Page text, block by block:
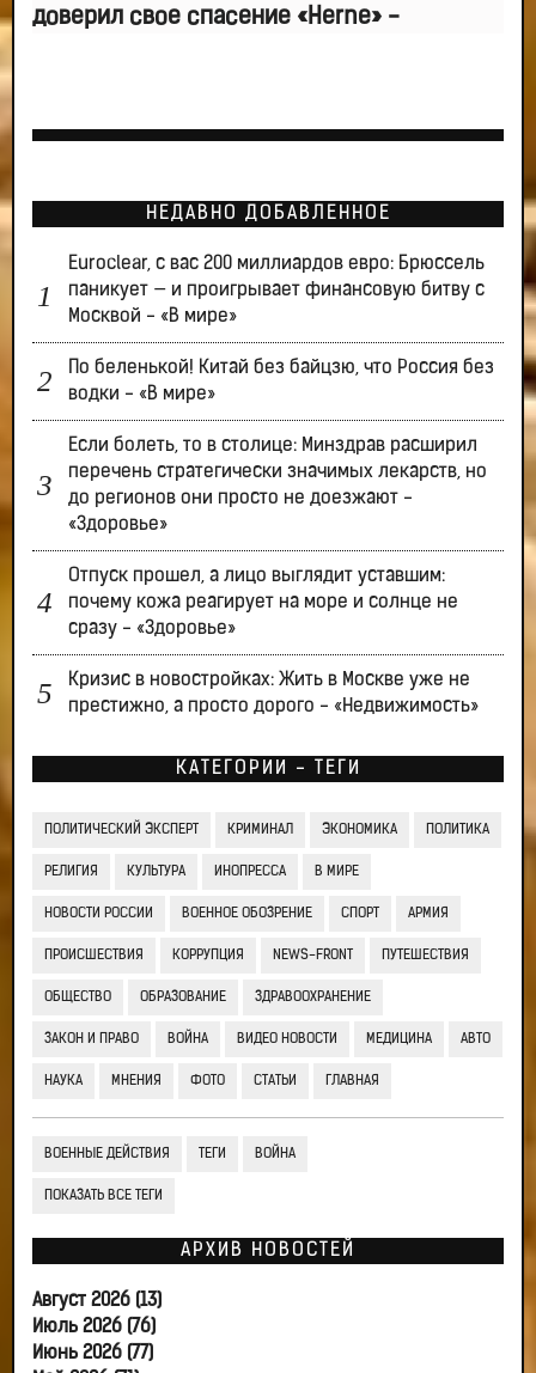
доверил свое спасение «Herne» -
НЕДАВНО ДОБАВЛЕННОЕ
Euroclear, с вас 200 миллиардов евро: Брюссель
паникует — и проигрывает финансовую битву с
Москвой - «В мире»
По беленькой! Китай без байцзю, что Россия без
водки - «В мире»
Если болеть, то в столице: Минздрав расширил
перечень стратегически значимых лекарств, но
до регионов они просто не доезжают -
«Здоровье»
Отпуск прошел, а лицо выглядит уставшим:
почему кожа реагирует на море и солнце не
сразу - «Здоровье»
Кризис в новостройках: Жить в Москве уже не
престижно, а просто дорого - «Недвижимость»
КАТЕГОРИИ - ТЕГИ
ПОЛИТИЧЕСКИЙ ЭКСПЕРТ КРИМИНАЛ ЭКОНОМИКА ПОЛИТИКА
РЕЛИГИЯ КУЛЬТУРА ИНОПРЕССА В МИРЕ
НОВОСТИ РОССИИ ВОЕННОЕ ОБОЗРЕНИЕ СПОРТ АРМИЯ
ПРОИСШЕСТВИЯ КОРРУПЦИЯ NEWS-FRONT ПУТЕШЕСТВИЯ
ОБЩЕСТВО ОБРАЗОВАНИЕ ЗДРАВООХРАНЕНИЕ
ЗАКОН И ПРАВО ВОЙНА ВИДЕО НОВОСТИ МЕДИЦИНА АВТО
НАУКА МНЕНИЯ ФОТО СТАТЬИ ГЛАВНАЯ
ВОЕННЫЕ ДЕЙСТВИЯ ТЕГИ ВОЙНА
ПОКАЗАТЬ ВСЕ ТЕГИ
АРХИВ НОВОСТЕЙ
Август 2026 (13)
Июль 2026 (76)
Июнь 2026 (77)